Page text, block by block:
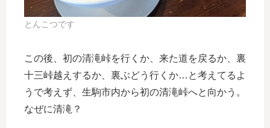
とんこつです
この後、初の清滝峠を行くか、来た道を戻るか、裏
十三峠越えするか、裏ぶどう行くか…と考えてるよ
うで考えず、生駒市内から初の清滝峠へと向かう。
なぜに清滝？